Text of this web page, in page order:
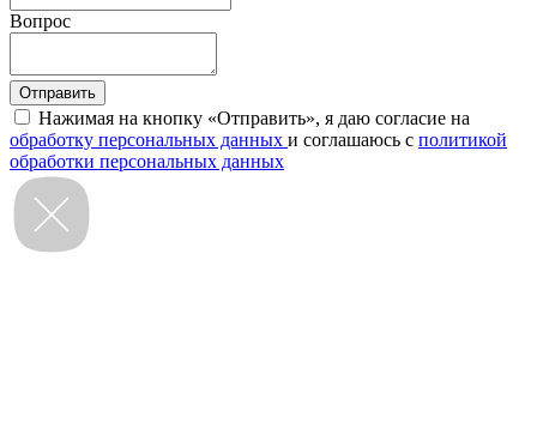
Вопрос
Нажимая на кнопку «Отправить», я даю согласие на
обработку персональных данных и соглашаюсь с политикой
обработки персональных данных